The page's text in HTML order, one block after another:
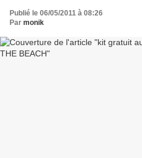
Publié le 06/05/2011 à 08:26
Par monik